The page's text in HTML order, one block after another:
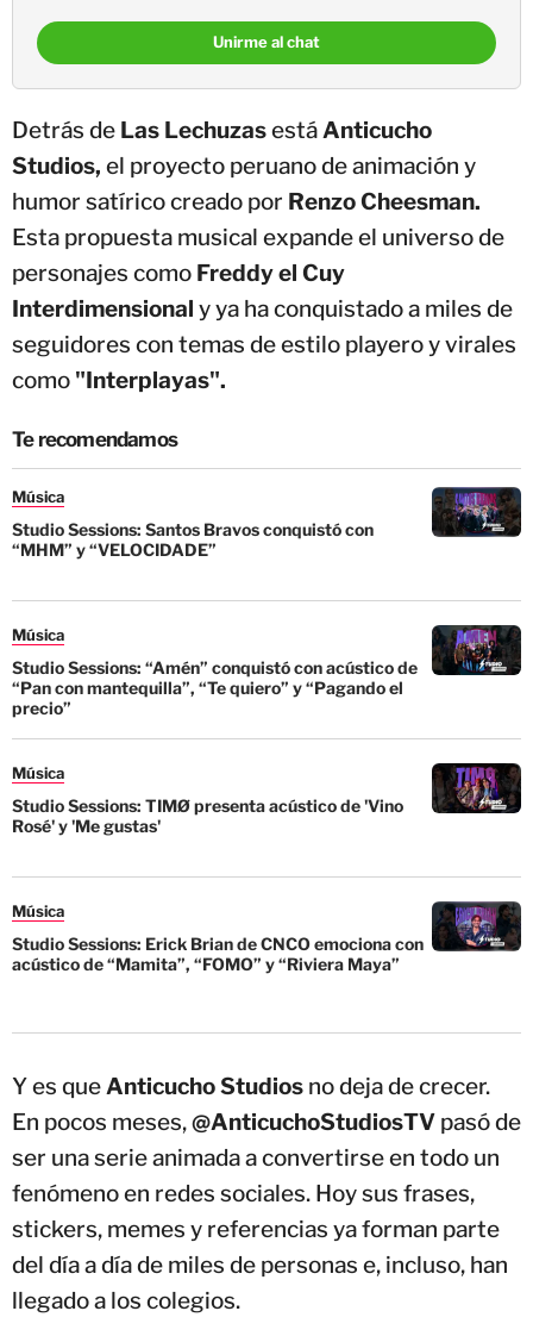
Unirme al chat
Detrás de Las Lechuzasestá Anticucho
Studios, el proyecto peruano de animación y
humor satírico creado por Renzo Cheesman.
Esta propuesta musical expande el universo de
personajes como Freddy el Cuy
Interdimensional y ya ha conquistado a miles de
seguidores con temas de estilo playero y virales
como "Interplayas".
Te recomendamos
Música
Studio Sessions: Santos Bravos conquistó con
“MHM” y “VELOCIDADE”
Música
Studio Sessions: “Amén” conquistó con acústico de
“Pan con mantequilla”, “Te quiero” y “Pagando el
precio”
Música
Studio Sessions: TIMØ presenta acústico de 'Vino
Rosé' y 'Me gustas'
Música
Studio Sessions: Erick Brian de CNCO emociona con
acústico de “Mamita”, “FOMO” y “Riviera Maya”
Y es que Anticucho Studios no deja de crecer.
En pocos meses,@AnticuchoStudiosTV pasó de
ser una serie animada a convertirse en todo un
fenómeno en redes sociales. Hoy sus frases,
stickers, memes y referencias ya forman parte
del día a día de miles de personas e, incluso, han
llegado a los colegios.